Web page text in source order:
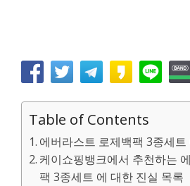
Table of Contents
에버라스트 로제백팩 3종세트
케이쇼핑뱅크에서 추천하는
팩 3종세트 에 대한 진실 목록